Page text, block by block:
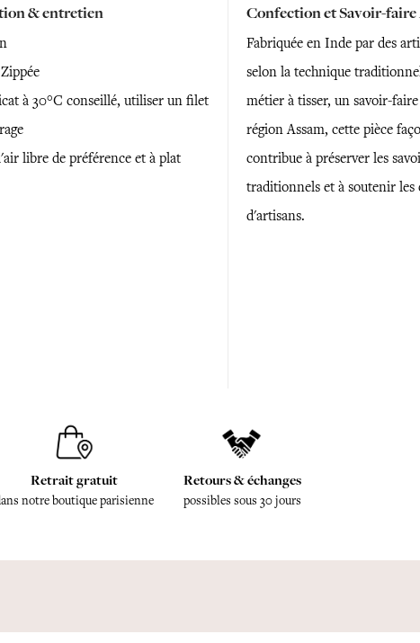
& entretien
à 30°C conseillé, utiliser un filet
libre de préférence et à plat
Confection et Savoir-
Fabriquée en Inde par des
selon la technique
métier à tisser, un savoir-
région Assam, cette pièce
contribue à préserver les
traditionnels et à soutenir les
d'artisans.
Retrait gratuit
notre boutique parisienne
Retours & échanges
possibles sous 30 jours